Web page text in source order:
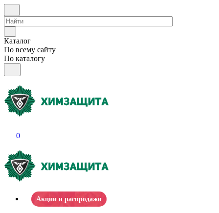
Каталог
По всему сайту
По каталогу
0
Акции и распродажи